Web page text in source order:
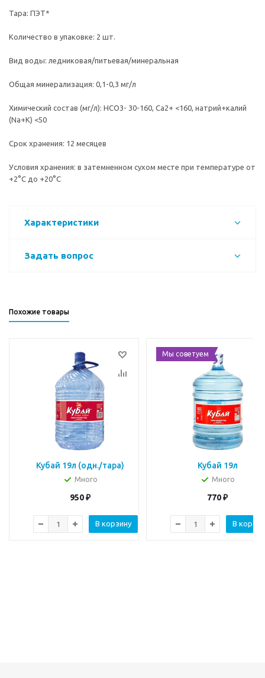
Тара: ПЭТ*
Количество в упаковке: 2 шт.
Вид воды: ледниковая/питьевая/минеральная
Общая минерализация: 0,1-0,3 мг/л
Химический состав (мг/л): HCO3- 30-160, Ca2+ <160, натрий+калий
(Na+K) <50
Срок хранения: 12 месяцев
Условия хранения: в затемненном сухом месте при температуре от
+2°C до +20°C
Характеристики
Задать вопрос
Похожие товары
Кубай 19л (одн./тара)
Много
950₽
В корзину
Мы советуем
Кубай 19л
Много
770₽
В